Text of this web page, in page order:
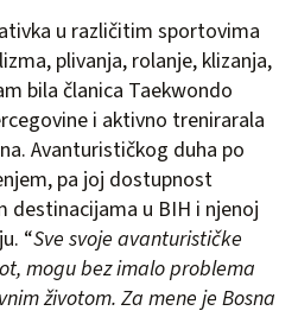
u različitim sportovima
plivanja, rolanje, klizanja,
bila članica Taekwondo
i aktivno trenirarala
Avanturističkog duha po
pa joj dostupnost
u BIH i njenoj
“Sve svoje avanturističke
mogu bez imalo problema
životom. Za mene je Bosna